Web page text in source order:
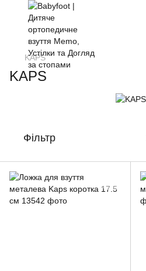
KAPS
KAPS
Фільтр